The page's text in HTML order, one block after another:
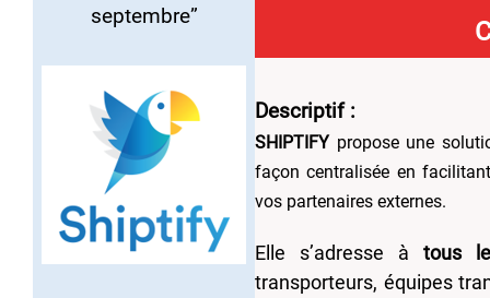
septembre”
Descriptif :
SHIPTIFYpropose une
façon centralisée en
vos partenaires externes.
Elle s’adresse àtous
transporteurs, équipes